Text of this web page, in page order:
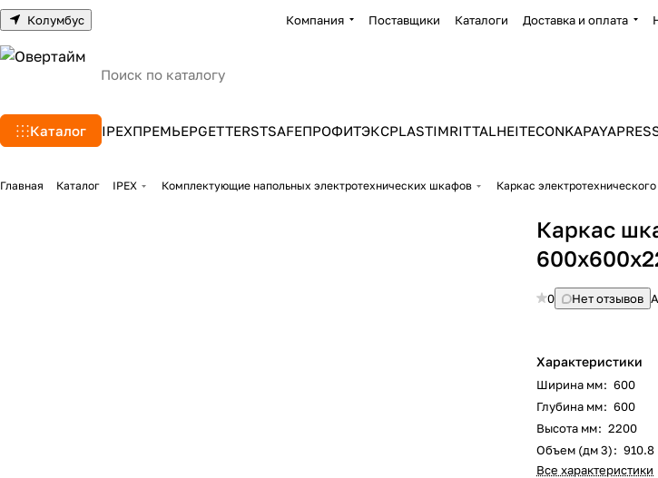
Колумбус Компания Поставщики Каталоги Доставка и оплата
Каталог IPEXПРЕМЬЕРGETTERSTSAFEПРОФИТЭКСPLASTIMRITTALHEITECONKA
Главная Каталог IPEX Комплектующие напольных электротехнических шкафов Каркас
Каркас
0 Нет отзывов
Характеристики
Ширина мм: 600
Глубина мм: 600
Высота мм: 2200
Объем (дм 3): 910.8
Все характеристики